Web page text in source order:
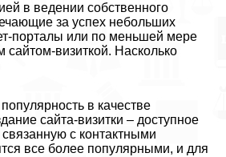
в ведении собственного
за успех небольших
порталы или по меньшей мере
визиткой. Насколько
в качестве
сайта-визитки – доступное
с контактными
все более популярными, и для